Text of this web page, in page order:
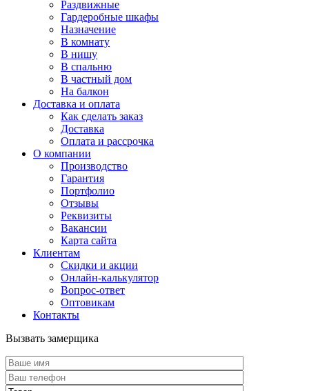
Раздвижные
Гардеробные шкафы
Назначение
В комнату
В нишу
В спальню
В частный дом
На балкон
Доставка и оплата
Как сделать заказ
Доставка
Оплата и рассрочка
О компании
Производство
Гарантия
Портфолио
Отзывы
Реквизиты
Вакансии
Карта сайта
Клиентам
Скидки и акции
Онлайн-калькулятор
Вопрос-ответ
Оптовикам
Контакты
Вызвать замерщика